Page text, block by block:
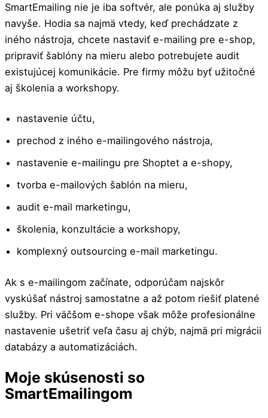
SmartEmailing nie je iba softvér, ale ponúka aj služby
navyše. Hodia sa najmä vtedy, keď prechádzate z
iného nástroja, chcete nastaviť e-mailing pre e-shop,
pripraviť šablóny na mieru alebo potrebujete audit
existujúcej komunikácie. Pre firmy môžu byť užitočné
aj školenia a workshopy.
nastavenie účtu,
prechod z iného e-mailingového nástroja,
nastavenie e-mailingu pre Shoptet a e-shopy,
tvorba e-mailových šablón na mieru,
audit e-mail marketingu,
školenia, konzultácie a workshopy,
komplexný outsourcing e-mail marketingu.
Ak s e-mailingom začínate, odporúčam najskôr
vyskúšať nástroj samostatne a až potom riešiť platené
služby. Pri väčšom e-shope však môže profesionálne
nastavenie ušetriť veľa času aj chýb, najmä pri migrácii
databázy a automatizáciách.
Moje skúsenosti so
SmartEmailingom